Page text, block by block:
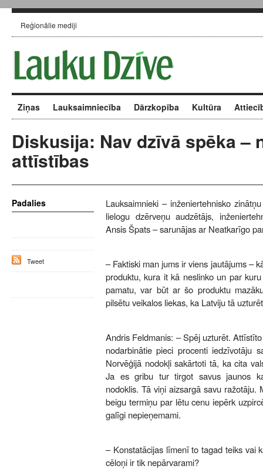
Reģionālie mediji
Ziņas Lauksaimniecība Dārzkopība Kultūra
Diskusija: Nav dzīvā spēka –
attīstības
Lauksaimnieki – inženiertehnisko
lielogu dzērveņu audzētājs,
Ansis Špats – sarunājas ar Neatkarīgo
– Faktiski man jums ir viens jautājums –
produktu, kura it kā neslinko un par
pamatu, var būt ar šo produktu
pilsētu veikalos liekas, ka Latviju tā
Andris Feldmanis: – Spēj uzturēt.
nodarbinātie pieci procenti iedzīvotāju
Norvēģijā nodokļi sakārtoti tā, ka cita
Ja es gribu tur tirgot savus jaunos
nodoklis. Tā viņi aizsargā savu
beigu termiņu par lētu cenu iepērk
galīgi nepieņemami.
– Konstatācijas līmenī to tagad teiks vai
cēloņi ir tik nepārvarami?
Padalies
Tweet